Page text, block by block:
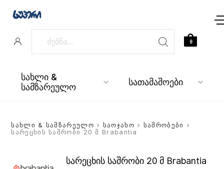
სახლი &
სამზარეულო სათამაშოები
0
სახლი & სამზარეულო > საოჯახო > საშრობები >
სარეცხის საშრობი 20 მ Brabantia
სარეცხის საშრობი 20 მ Brabantia